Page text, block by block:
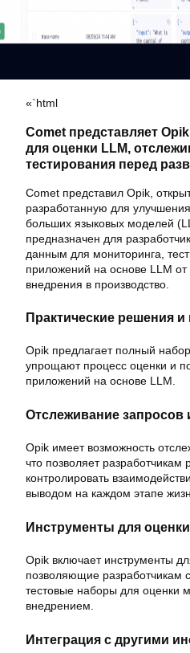
«`html
Comet представляет
для оценки LLM,
тестирования перед
Comet представил Opik,
разработанную для
больших языковых моделей
предназначен для
данным для мониторинга,
приложений на основе LLM от
внедрения в производство.
Практические решения и
Opik предлагает полный
упрощают процесс оценки и
приложений на основе LLM.
Отслеживание запросов
Opik имеет возможность
что позволяет разработчикам
контролировать
выводом на каждом этапе
Инструменты для
Opik включает инструменты
позволяющие разработчикам
тестовые наборы для оценки
внедрением.
Интеграция с другими